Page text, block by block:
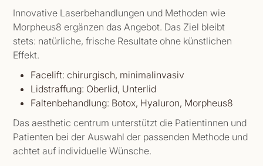
Innovative Laserbehandlungen und Methoden wie
Morpheus8 ergänzen das Angebot. Das Ziel bleibt
stets: natürliche, frische Resultate ohne künstlichen
Effekt.
Facelift: chirurgisch, minimalinvasiv
Lidstraffung: Oberlid, Unterlid
Faltenbehandlung: Botox, Hyaluron, Morpheus8
Das aesthetic centrum unterstützt die Patientinnen und
Patienten bei der Auswahl der passenden Methode und
achtet auf individuelle Wünsche.